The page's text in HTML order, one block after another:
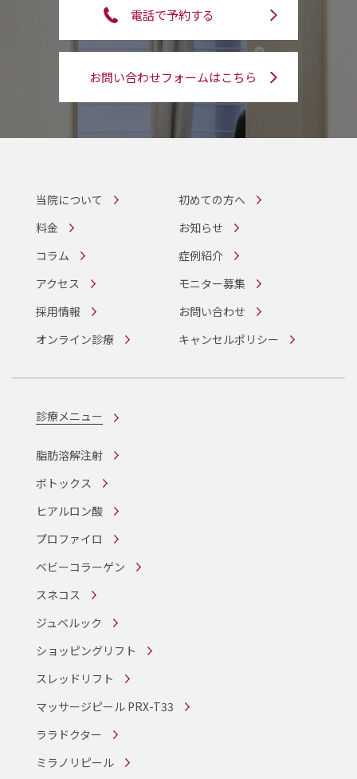
電話で予約する
お問い合わせフォームはこちら
当院について
初めての方へ
料金
お知らせ
コラム
症例紹介
アクセス
モニター募集
採用情報
お問い合わせ
オンライン診療
キャンセルポリシー
診療メニュー
脂肪溶解注射
ボトックス
ヒアルロン酸
プロファイロ
ベビーコラーゲン
スネコス
ジュベルック
ショッピングリフト
スレッドリフト
マッサージピール PRX-T33
ララドクター
ミラノリピール